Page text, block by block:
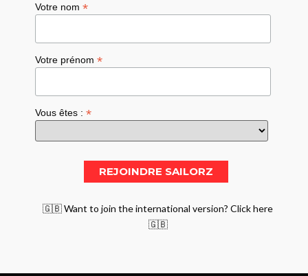
Votre nom*
Votre prénom*
Vous êtes :*
🇬🇧 Want to join the international version? Click here
🇬🇧